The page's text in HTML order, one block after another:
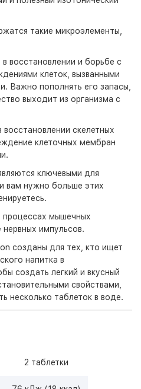
такие микроэлементы,
восстановлении и борьбе с
клеток, вызванными
Важно пополнять его запасы,
выходит из организма с
восстановлении скелетных
клеточных мембран
ключевыми для
вам нужно больше этих
процессах мышечных
импульсов.
созданы для тех, кто ищет
напитка в
создать легкий и вкусный
свойствами,
несколько таблеток в воде.
2 таблетки